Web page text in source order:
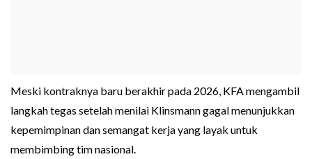
Meski kontraknya baru berakhir pada 2026, KFA mengambil
langkah tegas setelah menilai Klinsmann gagal menunjukkan
kepemimpinan dan semangat kerja yang layak untuk
membimbing tim nasional.